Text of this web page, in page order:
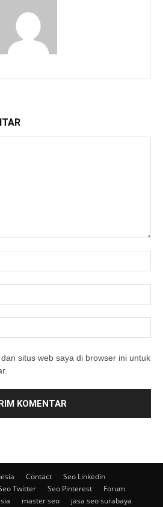
situs web saya di browser ini untuk
Contact
Seo Linkedin
Twitter Seo Pinterest
Forum
master seo
jasa seo surabaya